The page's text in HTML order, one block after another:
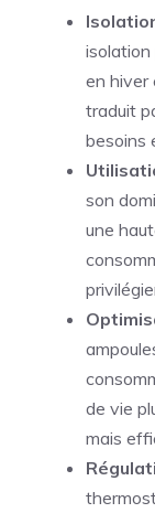
isolation
en hiver
traduit
besoins
son
une
de vie
mais